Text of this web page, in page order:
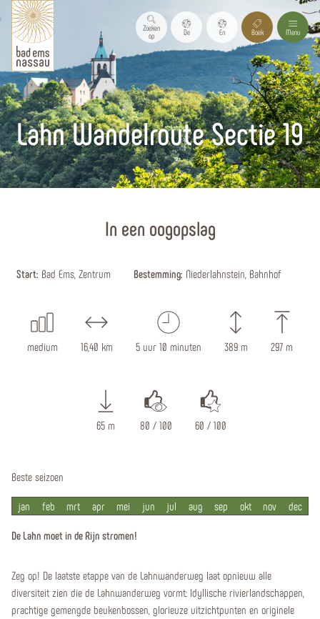
Zoeken
op
De En Boek Menu
Lahn Wandelroute Sectie 19
In een oogopslag
Start: Bad Ems, Zentrum Bestemming: Niederlahnstein, Bahnhof
medium 16,40 km 5 uur 10 minuten 389 m 297 m
65 m 80 / 100 60 / 100
Beste seizoen
jan feb mrt apr mei jun jul aug sep okt nov dec
De Lahn moet in de Rijn stromen!
Zeg op! De laatste etappe van de Lahnwanderweg laat opnieuw alle
diversiteit zien die de Lahnwanderweg vormt: Idyllische rivierlandschappen,
prachtige gemengde beukenbossen, glorieuze uitzichtpunten en originele